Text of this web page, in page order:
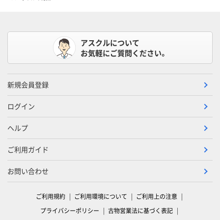
アスクルについて
お気軽にご質問ください。
新規会員登録
ログイン
ヘルプ
ご利用ガイド
お問い合わせ
ご利用規約 ご利用環境について
ご利用上の注意
プライバシーポリシー
古物営業法に基づく表記